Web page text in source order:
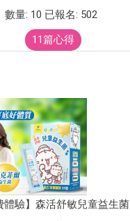
數量: 10 已報名: 502
11篇心得
體驗】森活舒敏兒童益生菌